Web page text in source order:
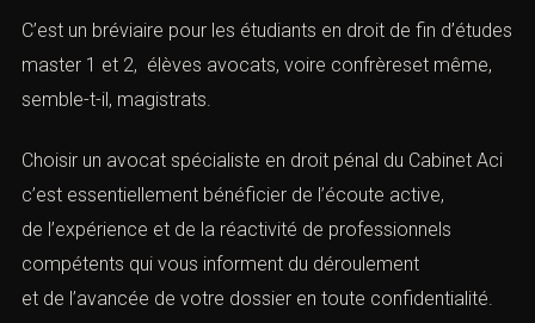
C’est un bréviaire pour les étudiants en droit de fin d’études
master 1 et 2, élèves avocats, voire confrèreset même,
semble-t-il, magistrats.
Choisir un avocat spécialiste en droit pénal du Cabinet Aci
c’est essentiellement bénéficier de l’écoute active,
de l’expérience et de la réactivité de professionnels
compétents qui vous informent du déroulement
et de l’avancée de votre dossier en toute confidentialité.